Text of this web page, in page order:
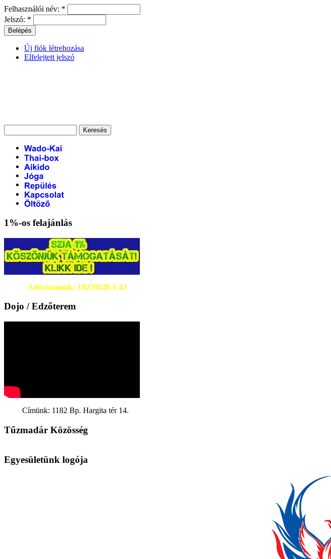
Felhasználói név: *
Jelszó: *
Új fiók létrehozása
Elfelejtett jelszó
1%-os felajánlás
Adószámunk: 18270349-1-43
Dojo / Edzőterem
Címünk: 1182 Bp. Hargita tér 14.
Tűzmadár Közösség
Egyesületünk logója